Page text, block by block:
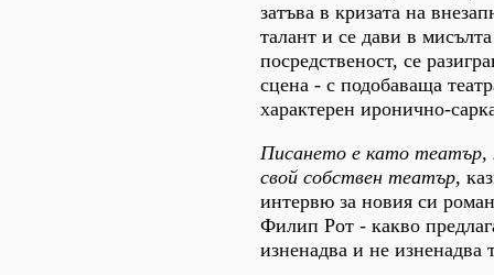
затъва в кризата на
талант и се дави в мисълта
посредственост, се
сцена - с подобаваща
характерен иронично-
Писането е като театър,
свой собствен театър,
интервю за новия си
Филип Рот - какво
изненадва и не изненадва